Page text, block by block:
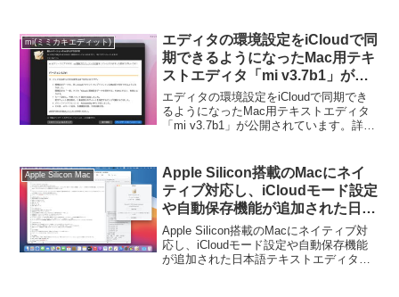
mi(ミミカキエディット)
エディタの環境設定をiCloudで同
期できるようになったMac用テキ
ストエディタ「mi v3.7b1」が公
開。
エディタの環境設定をiCloudで同期でき
るようになったMac用テキストエディタ
「mi v3.7b1」が公開されています。詳細
Apple Silicon Mac
Apple Silicon搭載のMacにネイ
ティブ対応し、iCloudモード設定
や自動保存機能が追加された日本
語テキストエディタ「mi 3.5」が
リリース。
Apple Silicon搭載のMacにネイティブ対
応し、iCloudモード設定や自動保存機能
が追加された日本語テキストエディタ